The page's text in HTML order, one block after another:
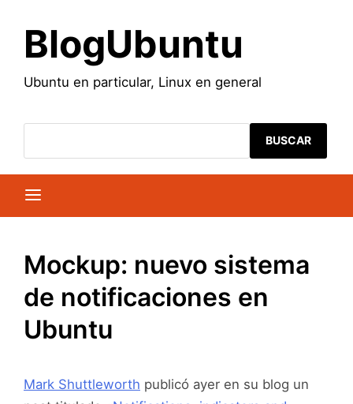
contenido
BlogUbuntu
Ubuntu en particular, Linux en general
BUSCAR
Mockup: nuevo sistema
de notificaciones en
Ubuntu
Mark Shuttleworth publicó ayer en su blog un